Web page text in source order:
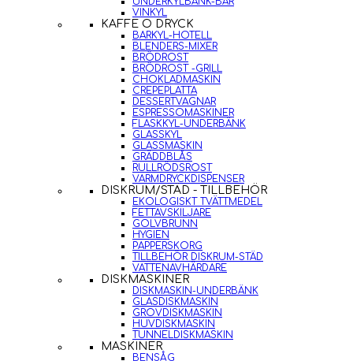
VINKYL
KAFFE O DRYCK
BARKYL-HOTELL
BLENDERS-MIXER
BRÖDROST
BRÖDROST -GRILL
CHOKLADMASKIN
CREPEPLATTA
DESSERTVAGNAR
ESPRESSOMASKINER
FLASKKYL-UNDERBÄNK
GLASSKYL
GLASSMASKIN
GRÄDDBLÅS
RULLRÖDSROST
VARMDRYCKDISPENSER
DISKRUM/STÄD - TILLBEHÖR
EKOLOGISKT TVÄTTMEDEL
FETTAVSKILJARE
GOLVBRUNN
HYGIEN
PAPPERSKORG
TILLBEHÖR DISKRUM-STÄD
VATTENAVHÄRDARE
DISKMASKINER
DISKMASKIN-UNDERBÄNK
GLASDISKMASKIN
GROVDISKMASKIN
HUVDISKMASKIN
TUNNELDISKMASKIN
MASKINER
BENSÅG